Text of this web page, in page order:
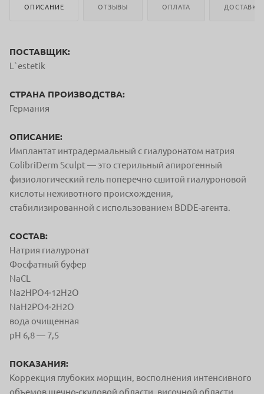
ОПИСАНИЕ ОТЗЫВЫ ОПЛАТА ДОСТАВКА
ПОСТАВЩИК:
L`estetik
СТРАНА ПРОИЗВОДСТВА:
Германия
ОПИСАНИЕ:
Имплантат интрадермальный с гиалуронатом натрия
ColibriDerm Sculpt — это стерильный апирогенный
физиологический гель поперечно сшитой гиалуроновой
кислоты неживотного происхождения,
стабилизированной с использованием BDDE-агента.
СОСТАВ:
Натрия гиалуронат
Фосфатный буфер
NaCL
Na2HPO4·12H2O
NaH2PO4·2H2O
вода очищенная
pH 6,8 — 7,5
ПОКАЗАНИЯ:
Коррекция глубоких морщин, восполнения интенсивного
объемов щечно-скуловой области, височной области,